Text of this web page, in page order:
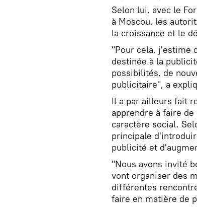
Selon lui, avec le
à Moscou, les
la croissance et le
"Pour cela, j'estime
destinée à la
possibilités, de
publicitaire", a
Il a par ailleurs fait
apprendre à faire
caractère social.
principale
publicité et
"Nous avons invité
vont organiser des
différentes
faire en matière de